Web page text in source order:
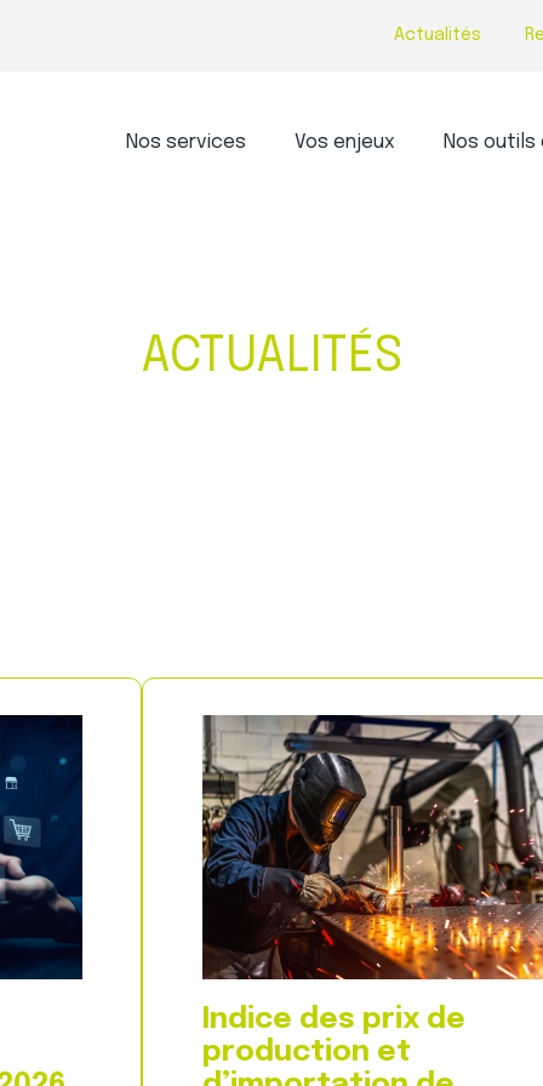
Actualités
Principal
Nos services Vos enjeux Nos outils
ACTUALITÉS
Indice des prix de
production et